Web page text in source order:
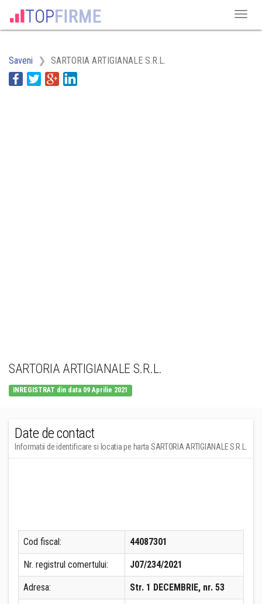
Saveni SARTORIA ARTIGIANALE S.R.L.
SARTORIA ARTIGIANALE S.R.L.
INREGISTRAT din data 09 Aprilie 2021
Date de contact
Informatii de identificare si locatia pe harta SARTORIA ARTIGIANALE S.R.L.
Cod fiscal: 44087301
Nr. registrul comertului: J07/234/2021
Adresa: Str. 1 DECEMBRIE, nr. 53